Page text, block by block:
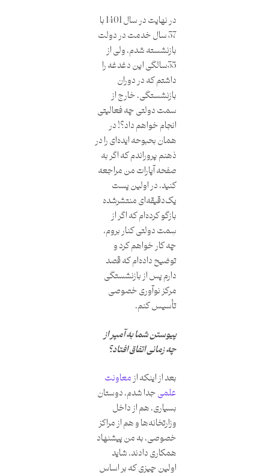
در نهایت در سال 1401 با
37 سال خدمت در دولت
بازنشسته شدم، ولی از
35سالگی این دغدغه را
داشتم که در دوران
بازنشستگی، خارج از
سمت دولتی چه فعالیتی
انجام خواهم داد؟! در
همان بحبوحه ایده‌ای را در
ذهنم پروراندم که اگر به
صفحه آپارات من مراجعه
کنید، در اولین پست
یک‌دقیقه‌ای منتشرشده
بازگو کرده‌ام که اگر از
سِمت دولتی کنار بروم،
چه ‌کار خواهم کرد و
توضیح داده‌ام که قصد
دارم پس از بازنشستگی
مرکز نوآوری خصوصی
تأسیس کنم.
پیوستن شما به آمپر از
چه زمانی اتفاق افتاد؟
بعد از اینکه ازمعاونت
علمیجدا شدم، دوستان
بسیاری، هم از داخل
وزارتخانه‌ها و هم از مراکز
خصوصی، به من پیشنهاد
همکاری دادند. شاید
اولین چیزی که بر اساس